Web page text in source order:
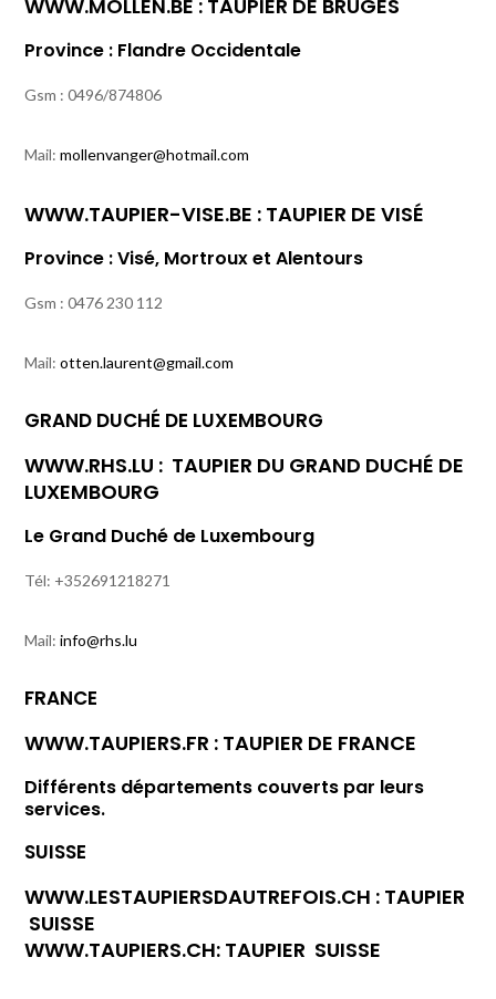
WWW.MOLLEN.BE : TAUPIER DE BRUGES
Province : Flandre Occidentale
Gsm : 0496/874806
Mail:mollenvanger@hotmail.com
WWW.TAUPIER-VISE.BE : TAUPIER DE VISÉ
Province : Visé, Mortroux et Alentours
Gsm : 0476 230 112
Mail:otten.laurent@gmail.com
GRAND DUCHÉ DE LUXEMBOURG
WWW.RHS.LU : TAUPIER DU GRAND DUCHÉ DE
LUXEMBOURG
Le Grand Duché de Luxembourg
Tél: +352691218271
Mail:info@rhs.lu
FRANCE
WWW.TAUPIERS.FR : TAUPIER DE FRANCE
Différents départements couverts par leurs
services.
SUISSE
WWW.LESTAUPIERSDAUTREFOIS.CH : TAUPIER
SUISSE
WWW.TAUPIERS.CH: TAUPIER SUISSE